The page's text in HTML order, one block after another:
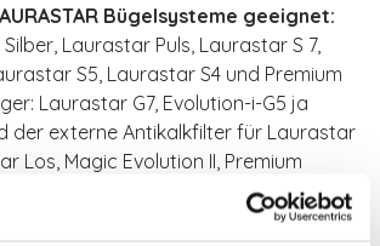
Bügelsysteme geeignet:
Laurastar Puls, Laurastar S 7,
S5, Laurastar S4 und Premium
Laurastar G7, Evolution-i-G5 ja
der externe Antikalkfilter für Laurastar
Los, Magic Evolution II, Premium
G2 und Erster G1.